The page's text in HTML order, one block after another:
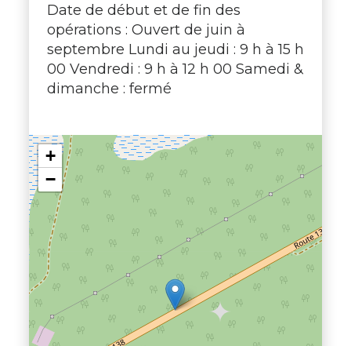
Date de début et de fin des
opérations : Ouvert de juin à
septembre Lundi au jeudi : 9 h à 15 h
00 Vendredi : 9 h à 12 h 00 Samedi &
dimanche : fermé
+
−